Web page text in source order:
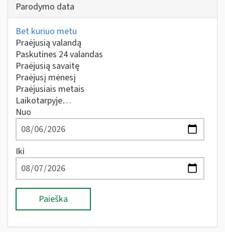
Parodymo data
Bet kuriuo metu
Praėjusią valandą
Paskutines 24 valandas
Praėjusią savaitę
Praėjusį mėnesį
Praėjusiais metais
Laikotarpyje…
Nuo
Iki
Paieška